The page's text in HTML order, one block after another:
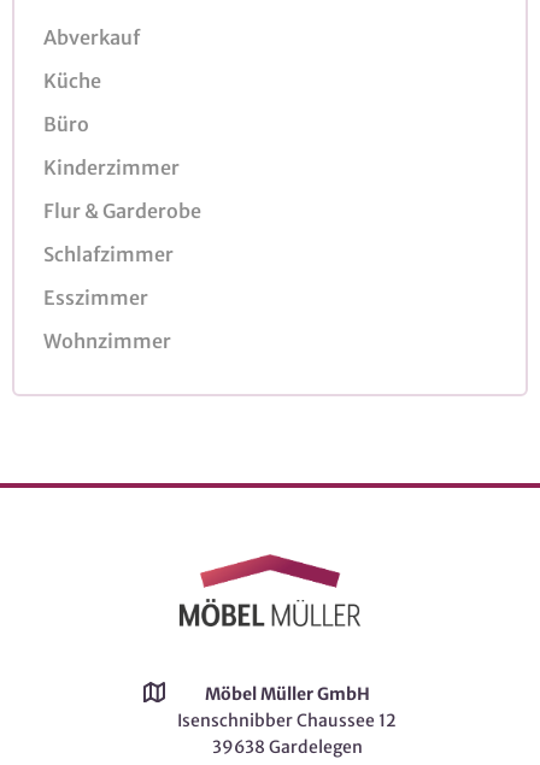
Abverkauf
Küche
Büro
Kinderzimmer
Flur & Garderobe
Schlafzimmer
Esszimmer
Wohnzimmer
Möbel Müller GmbH
Isenschnibber Chaussee 12
39638 Gardelegen